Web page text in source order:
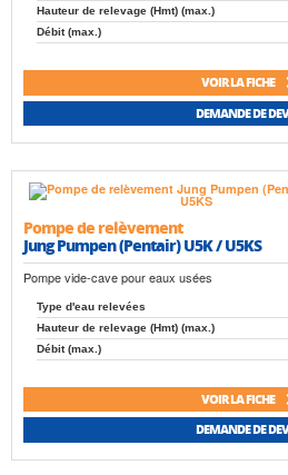
Hauteur de relevage (Hmt) (max.)
Débit (max.)
VOIR LA FICHE
DEMANDE DE
Pompe de relèvement
Jung Pumpen (Pentair) U5K / U5KS
Pompe vide-cave pour eaux usées
Type d'eau relevées
Hauteur de relevage (Hmt) (max.)
Débit (max.)
VOIR LA FICHE
DEMANDE DE